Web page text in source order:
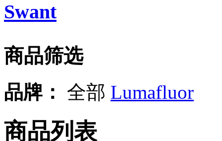
Swant
商品筛选
品牌： 全部 Lumafluor
商品列表